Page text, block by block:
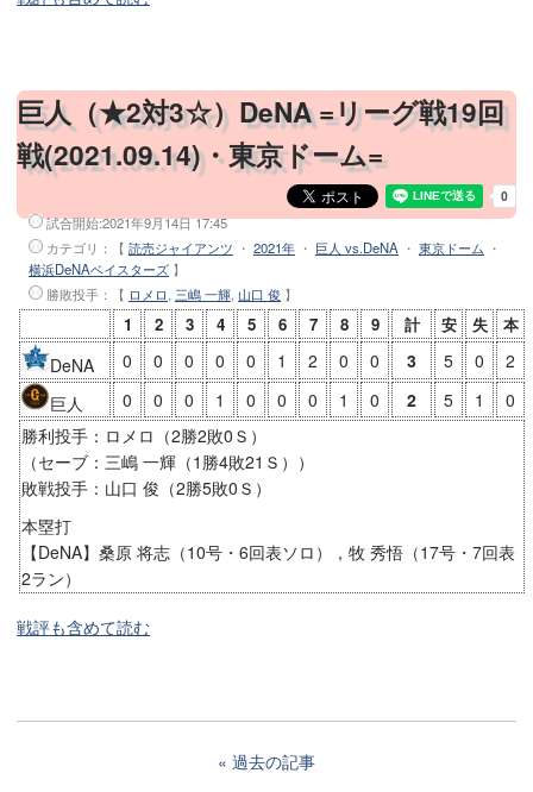
巨人（★2対3☆）DeNA =リーグ戦19回
戦(2021.09.14)・東京ドーム=
試合開始:2021年9月14日 17:45
カテゴリ：【 読売ジャイアンツ ・ 2021年 ・ 巨人 vs.DeNA ・ 東京ドーム ・
横浜DeNAベイスターズ 】
勝敗投手 ：【 ロメロ 三嶋 一輝 山口 俊 】
1 2 3 4 5 6 7 8 9 計 安 失 本
DeNA 0 0 0 0 0 1 2 0 0 3 5 0
2
巨人
0 0 0 1 0 0 0 1 0 2 5 1
0
勝利投手：ロメロ（2勝2敗0Ｓ）
（セーブ：三嶋 一輝（1勝4敗21Ｓ））
敗戦投手：山口 俊（2勝5敗0Ｓ）
本塁打
【DeNA】桑原 将志（10号・6回表ソロ），牧 秀悟（17号・7回表
2ラン）
戦評も含めて読む
過去の記事